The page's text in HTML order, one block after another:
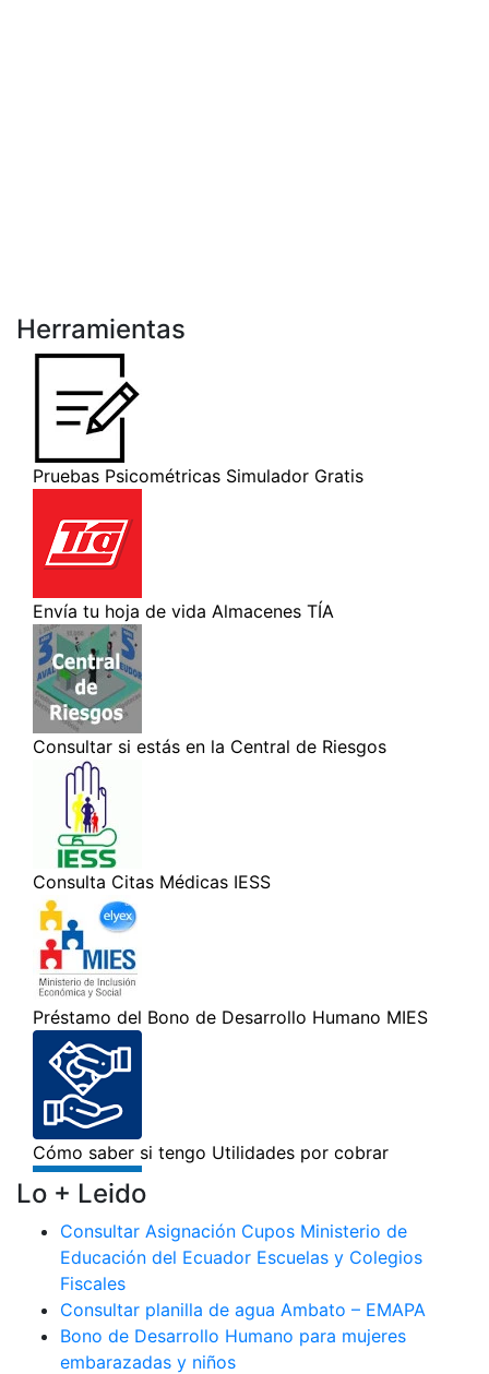
Herramientas
Lo + Leido
Consultar Asignación Cupos Ministerio de
Educación del Ecuador Escuelas y Colegios
Fiscales
Consultar planilla de agua Ambato – EMAPA
Bono de Desarrollo Humano para mujeres
embarazadas y niños